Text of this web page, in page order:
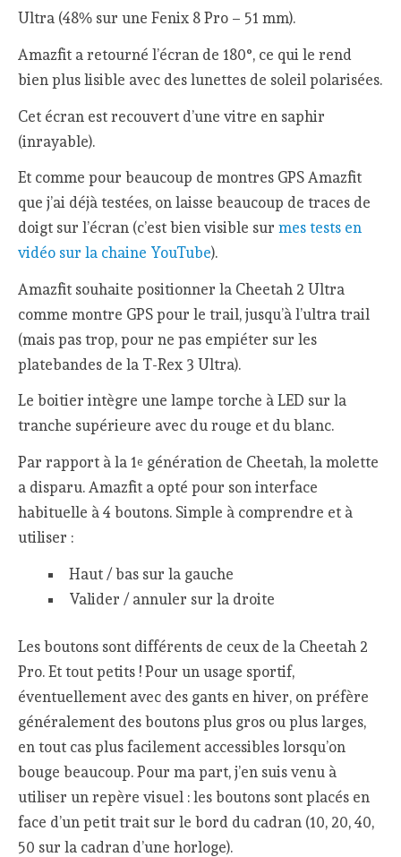
Ultra (48% sur une Fenix 8 Pro – 51 mm).
Amazfit a retourné l’écran de 180°, ce qui le rend
bien plus lisible avec des lunettes de soleil polarisées.
Cet écran est recouvert d’une vitre en saphir
(inrayable).
Et comme pour beaucoup de montres GPS Amazfit
que j’ai déjà testées, on laisse beaucoup de traces de
doigt sur l’écran (c’est bien visible surmes tests en
vidéo sur la chaine YouTube).
Amazfit souhaite positionner la Cheetah 2 Ultra
comme montre GPS pour le trail, jusqu’à l’ultra trail
(mais pas trop, pour ne pas empiéter sur les
platebandes de la T-Rex 3 Ultra).
Le boitier intègre une lampe torche à LED sur la
tranche supérieure avec du rouge et du blanc.
Par rapport à la 1e génération de Cheetah, la molette
a disparu. Amazfit a opté pour son interface
habituelle à 4 boutons. Simple à comprendre et à
utiliser :
Haut / bas sur la gauche
Valider / annuler sur la droite
Les boutons sont différents de ceux de la Cheetah 2
Pro. Et tout petits ! Pour un usage sportif,
éventuellement avec des gants en hiver, on préfère
généralement des boutons plus gros ou plus larges,
en tout cas plus facilement accessibles lorsqu’on
bouge beaucoup. Pour ma part, j’en suis venu à
utiliser un repère visuel : les boutons sont placés en
face d’un petit trait sur le bord du cadran (10, 20, 40,
50 sur la cadran d’une horloge).